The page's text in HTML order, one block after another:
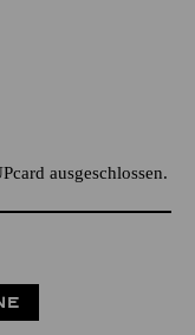
ausgeschlossen.